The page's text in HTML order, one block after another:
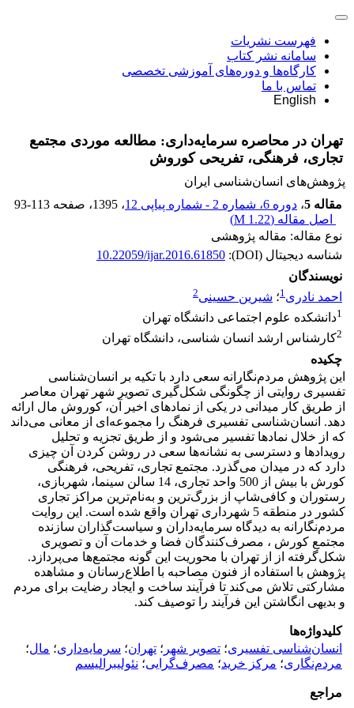
فهرست نشریات
سامانه نشر کتاب
کارگاه‌ها و دوره‌های آموزشی تخصصی
تماس با ما
English
تهران در محاصره سرمایه‌داری: مطالعه موردی مجتمع
تجاری، فرهنگی، تفریحی کوروش
پژوهش‌های انسان‌شناسی ایران
مقاله 5
، دوره 6، شماره 2 - شماره پیاپی 12 ، 1395 ، صفحه 93-113
اصل مقاله (1.22 M
)
نوع مقاله: مقاله پژوهشی
شناسه دیجیتال (DOI):
10.22059/ijar.2016.61850
نویسندگان
احمد نادری1؛ شیرین حسینی2
1دانشکده علوم اجتماعی دانشگاه تهران
2کارشناس ارشد انسان شناسی، دانشگاه تهران
چکیده
این پژوهش مردم‌نگارانه سعی دارد با تکیه بر انسان‌شناسی
تفسیری روایتی از چگونگی شکل‌گیری تصویر شهر تهران معاصر
از طریق کار میدانی در یکی از نمادهای اخیر آن، کوروش مال ارائه
دهد. انسان‌شناسی تفسیری فرهنگ را مجموعه‌ای از معانی می‌داند
که از خلال نمادها تفسیر می‌شود و از طریق تجزیه‌ و تحلیل
رویدادها و دسترسی به نشانه‌ها سعی در روشن کردن آن چیزی
دارد که در میدان می‌گذرد. مجتمع تجاری، تفریحی، فرهنگی
کورش با بیش از 500 واحد تجاری، 14 سالن سینما، شهربازی،
رستوران و کافی‌شاپ از بزرگ‌ترین و به‌نام‌ترین مراکز تجاری
کشور در منطقه 5 شهرداری تهران واقع شده است. این روایت
مردم‌نگارانه به دیدگاه سرمایه‌داران و سیاست‌گذاران سازنده
مجتمع کورش ، مصرف‌کنندگان فضا و خدمات آن و تصویری
شکل‌گرفته از از تهران با محوریت این گونه مجتمع‌ها می‌پردازد.
پژوهش با استفاده از فنون مصاحبه با اطلاع‌رسانان و مشاهده
مشارکتی تلاش می‌کند تا فرآیند ساخت و ایجاد رضایت برای مردم
و بدیهی انگاشتن این فرآیند را توصیف کند.
کلیدواژه‌ها
انسان‌شناسی تفسیری؛ تصویر شهر ؛ تهران؛ سرمایه‌داری؛ مال؛
مردم‌نگاری؛ مرکز خرید؛ مصرف‌گرایی؛ نئولیبرالیسم
مراجع